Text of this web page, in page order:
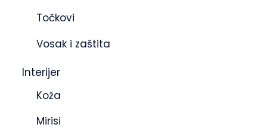
Točkovi
Vosak i zaštita
Interijer
Koža
Mirisi